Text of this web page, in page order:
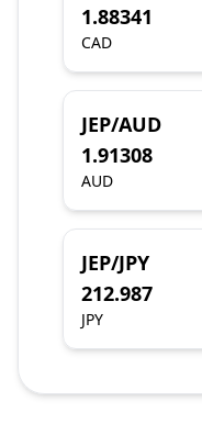
1.88341
CAD
JEP/AUD
1.91308
AUD
JEP/JPY
212.987
JPY